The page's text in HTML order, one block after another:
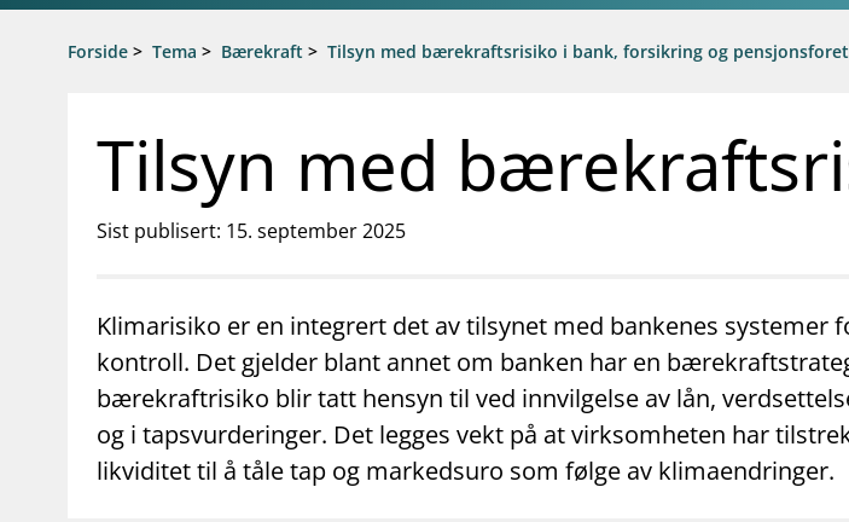
Gå til hovedinnhold
Gå til søkesiden
Forside > Tema > Bærekraft > Tilsyn med bærekraftsrisiko i bank, forsikring og
Tilsyn med
Sist publisert: 15. september 2025
Klimarisiko er en integrert det av tilsynet med bankenes systemer
kontroll. Det gjelder blant annet om banken har en
bærekraftrisiko blir tatt hensyn til ved innvilgelse av lån,
og i tapsvurderinger. Det legges vekt på at virksomheten har
likviditet til å tåle tap og markedsuro som følge av klimaendringer.